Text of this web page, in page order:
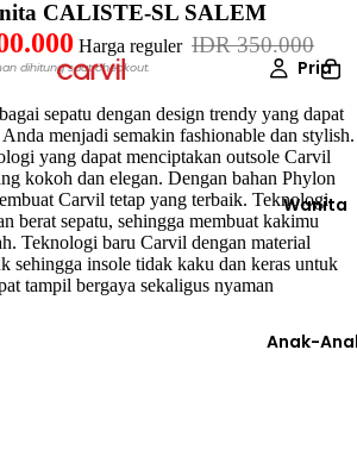
Pria
Wanita
Anak-
CALISTE-SL SALEM
Harga reguler IDR 350.000
dihitung saat checkout.
sepatu dengan design trendy yang dapat
menjadi semakin fashionable dan stylish.
yang dapat menciptakan outsole Carvil
kokoh dan elegan. Dengan bahan Phylon
Carvil tetap yang terbaik. Teknologi
berat sepatu, sehingga membuat kakimu
Teknologi baru Carvil dengan material
sehingga insole tidak kaku dan keras untuk
tampil bergaya sekaligus nyaman